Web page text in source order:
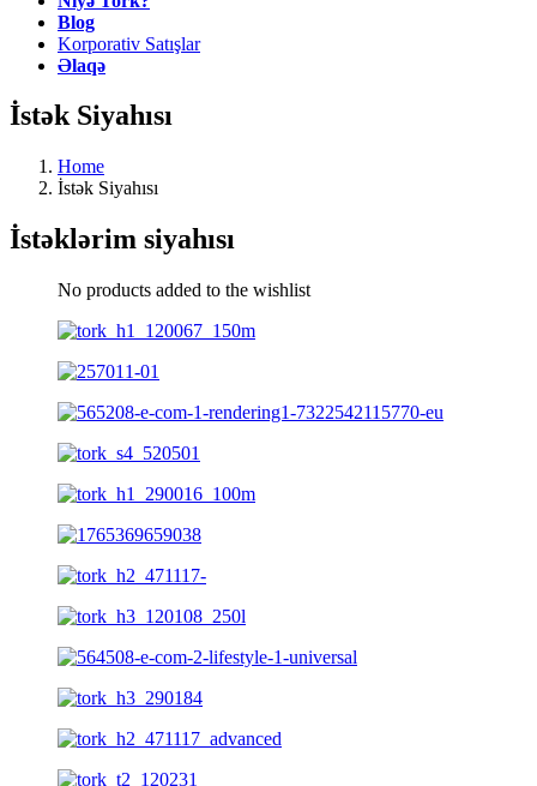
Blog
Korporativ Satışlar
Əlaqə
İstək Siyahısı
Home
İstək Siyahısı
İstəklərim siyahısı
No products added to the wishlist